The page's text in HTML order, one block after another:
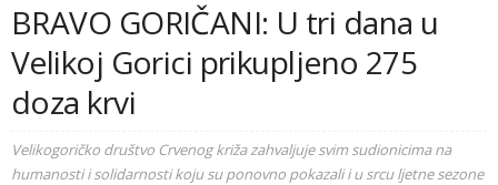
BRAVO GORIČANI: U tri dana u
Velikoj Gorici prikupljeno 275
doza krvi
Velikogoričko društvo Crvenog križa zahvaljuje svim sudionicima na
humanosti i solidarnosti koju su ponovno pokazali i u srcu ljetne sezone